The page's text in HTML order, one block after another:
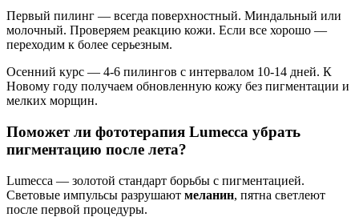
Первый пилинг — всегда поверхностный. Миндальный или
молочный. Проверяем реакцию кожи. Если все хорошо —
переходим к более серьезным.
Осенний курс — 4-6 пилингов с интервалом 10-14 дней. К
Новому году получаем обновленную кожу без пигментации и
мелких морщин.
Поможет ли фототерапия Lumecca убрать
пигментацию после лета?
Lumecca — золотой стандарт борьбы с пигментацией.
Световые импульсы разрушают меланин, пятна светлеют
после первой процедуры.